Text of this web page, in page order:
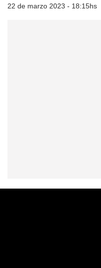
22 de marzo 2023 - 18:15hs